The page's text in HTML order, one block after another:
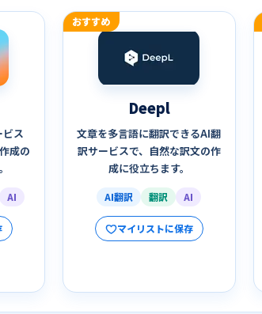
ス
成の
AI
おすすめ
Deepl
文章を多言語に翻訳できるAI翻
訳サービスで、自然な訳文の作
成に役立ちます。
AI翻訳 翻訳 AI
マイリストに保存